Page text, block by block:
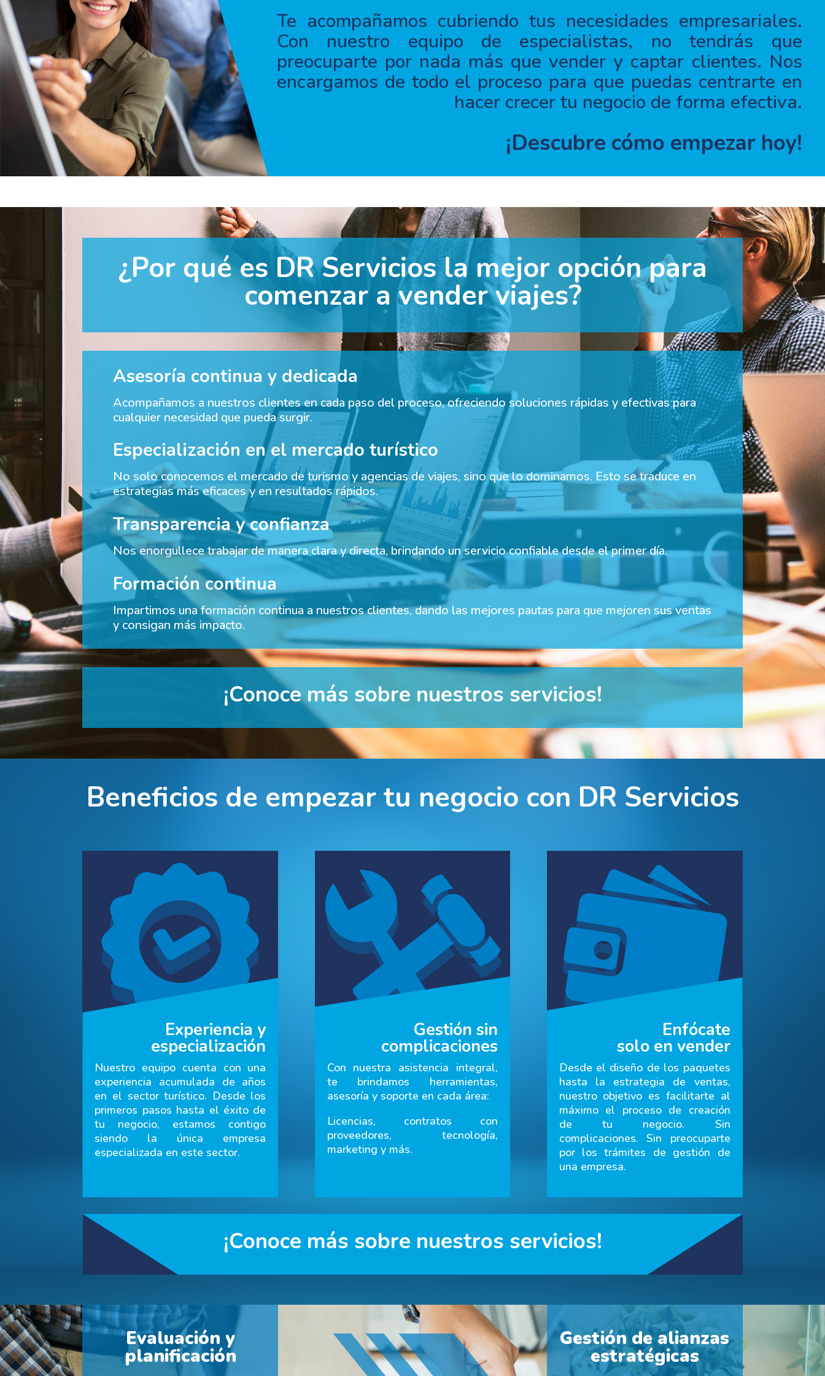
Te acompañamos cubriendo tus necesidades empresariales.
Con nuestro equipo de especialistas, no tendrás que
preocuparte por nada más que vender y captar clientes. Nos
encargamos de todo el proceso para que puedas centrarte en
hacer crecer tu negocio de forma efectiva.
¡Descubre cómo empezar hoy!
¿Por qué es DR Servicios la mejor opción para
comenzar a vender viajes?
Asesoría continua y dedicada
Acompañamos a nuestros clientes en cada paso del proceso, ofreciendo soluciones rápidas y efectivas para
cualquier necesidad que pueda surgir.
Especialización en el mercado turístico
No solo conocemos el mercado de turismo y agencias de viajes, sino que lo dominamos. Esto se traduce en
estrategias más eficaces y en resultados rápidos.
Transparencia y confianza
Nos enorgullece trabajar de manera clara y directa, brindando un servicio confiable desde el primer día.
Formación continua
Impartimos una formación continua a nuestros clientes, dando las mejores pautas para que mejoren sus ventas
y consigan más impacto.
¡Conoce más sobre nuestros servicios!
Beneficios de empezar tu negocio con DR Servicios
Experiencia y
especialización
Nuestro equipo cuenta con una
experiencia acumulada de años
en el sector turístico. Desde los
primeros pasos hasta el éxito de
tu negocio, estamos contigo
siendo la única empresa
especializada en este sector.
Gestión sin
complicaciones
Con nuestra asistencia integral,
te brindamos herramientas,
asesoría y soporte en cada área:
Licencias, contratos con
proveedores, tecnología,
marketing y más.
Enfócate
solo en vender
Desde el diseño de los paquetes
hasta la estrategia de ventas,
nuestro objetivo es facilitarte al
máximo el proceso de creación
de tu negocio. Sin
complicaciones. Sin preocuparte
por los trámites de gestión de
una empresa.
¡Conoce más sobre nuestros servicios!
Evaluación y
planificación
Gestión de alianzas
estratégicas